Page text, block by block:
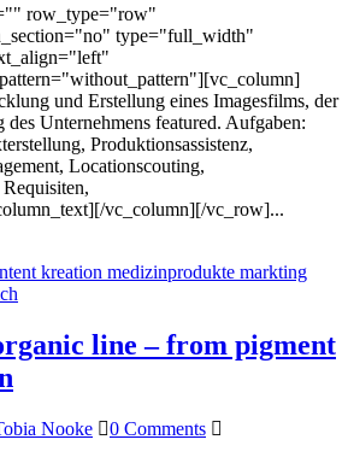
row_type="row"
type="full_width"
und Erstellung eines Imagesfilms, der
Unternehmens featured. Aufgaben:
Produktionsassistenz,
Locationscouting,
vc_column][/vc_row]...
line – from pigment
Nooke
0 Comments